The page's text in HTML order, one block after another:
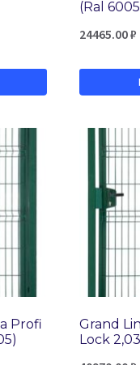
(Ral
24465.00₽
Profi
Grand
Lock